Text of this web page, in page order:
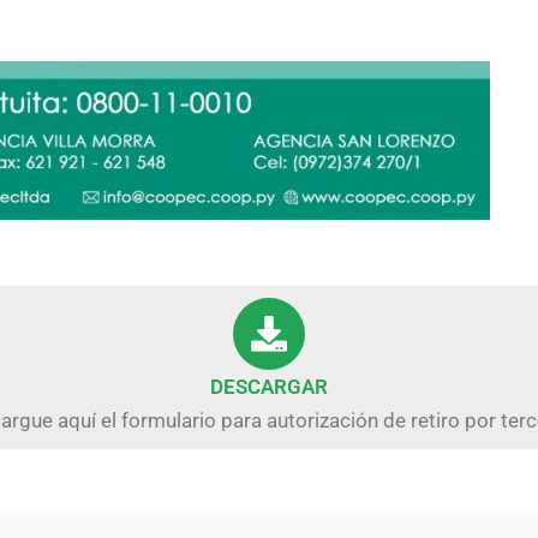
DESCARGAR
aquí el formulario para autorización de retiro por